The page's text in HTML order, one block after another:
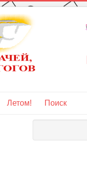
Летом! Поиск